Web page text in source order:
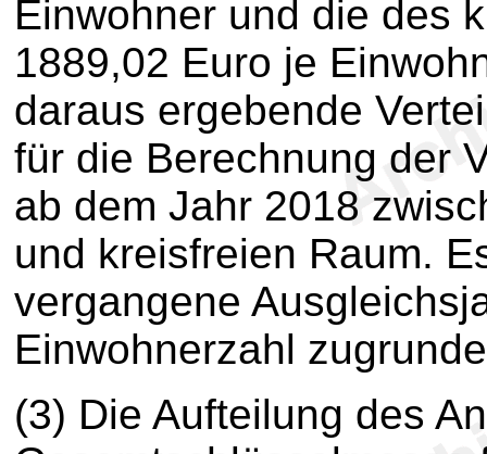
Einwohner und die des
1889,02 Euro je
daraus ergebende
für die Berechnung der
ab dem Jahr 2018
und kreisfreien Raum.
vergangene
Einwohnerzahl
(3) Die Aufteilung des